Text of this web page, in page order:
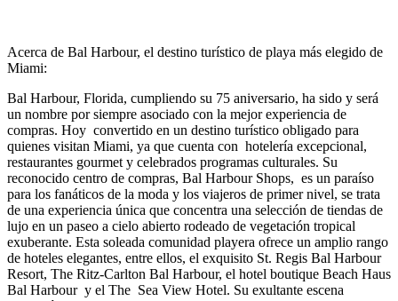
Acerca de Bal Harbour, el destino turístico de playa más elegido de
Miami:
Bal Harbour, Florida, cumpliendo su 75 aniversario, ha sido y será
un nombre por siempre asociado con la mejor experiencia de
compras. Hoy convertido en un destino turístico obligado para
quienes visitan Miami, ya que cuenta con hotelería excepcional,
restaurantes gourmet y celebrados programas culturales. Su
reconocido centro de compras, Bal Harbour Shops, es un paraíso
para los fanáticos de la moda y los viajeros de primer nivel, se trata
de una experiencia única que concentra una selección de tiendas de
lujo en un paseo a cielo abierto rodeado de vegetación tropical
exuberante. Esta soleada comunidad playera ofrece un amplio rango
de hoteles elegantes, entre ellos, el exquisito St. Regis Bal Harbour
Resort, The Ritz-Carlton Bal Harbour, el hotel boutique Beach Haus
Bal Harbour y el The Sea View Hotel. Su exultante escena